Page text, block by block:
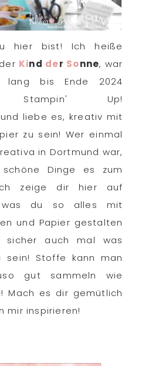
hier bist! Ich heiße
Kind der Sonne, war
lang bis Ende 2024
Stampin' Up!
liebe es, kreativ mit
zu sein! Wer einmal
in Dortmund war,
Dinge es zum
zeige dir hier auf
was du so alles mit
und Papier gestalten
sicher auch mal was
sein! Stoffe kann man
gut sammeln wie
Mach es dir gemütlich
mir inspirieren!